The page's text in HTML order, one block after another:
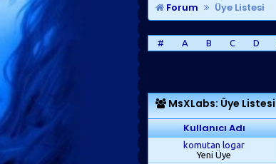
Forum Üye Listesi
# A B C D
MsXLabs: Üye Listesi
Kullanıcı Adı
komutan logar
Yeni Üye